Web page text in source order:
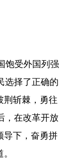
饱受外国列强
选择了正确的
荆斩棘，勇往
，在改革开放
导下，奋勇拼